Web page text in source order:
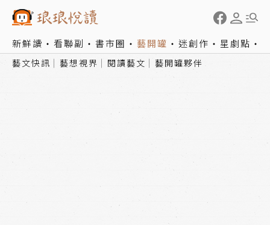
新鮮讀 看聯副 書市圈 藝開罐 迷創作 星劇點
藝文快訊 藝想視界 閱讀藝文 藝開罐夥伴